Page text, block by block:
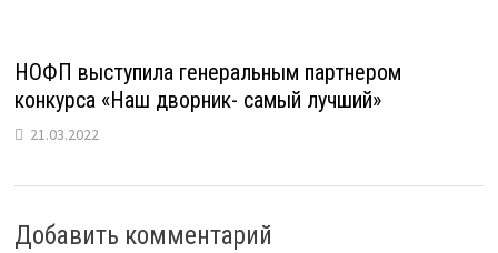
НОФП выступила генеральным партнером
конкурса «Наш дворник- самый лучший»
21.03.2022
Добавить комментарий